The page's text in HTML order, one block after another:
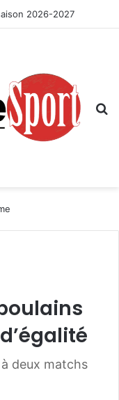
2026-2027
deux matchs